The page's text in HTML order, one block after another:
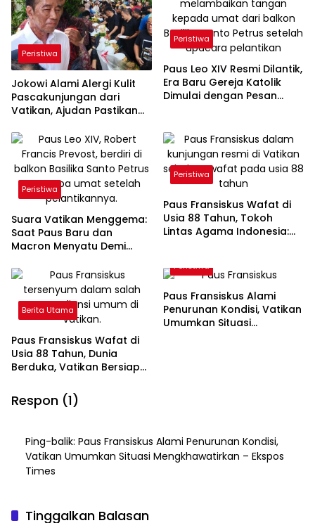
Peristiwa
Jokowi Alami Alergi Kulit
Pascakunjungan dari
Vatikan, Ajudan Pastikan
Peristiwa
Paus Leo XIV Resmi Dilantik,
Era Baru Gereja Katolik
Dimulai dengan Pesan
Peristiwa
Suara Vatikan Menggema:
Saat Paus Baru dan
Macron Menyatu Demi
Peristiwa
Paus Fransiskus Wafat di
Usia 88 Tahun, Tokoh
Lintas Agama Indonesia:
Berita Utama
Paus Fransiskus Wafat di
Usia 88 Tahun, Dunia
Berduka, Vatikan Bersiap
Sederhana
Peristiwa
Paus Fransiskus Alami
Penurunan Kondisi, Vatikan
Umumkan Situasi
Respon (1)
Ping-balik: Paus Fransiskus Alami Penurunan Kondisi,
Vatikan Umumkan Situasi Mengkhawatirkan – Ekspos
Times
Tinggalkan Balasan